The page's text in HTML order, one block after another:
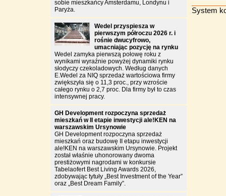
System
sobie mieszkańcy Amsterdamu, Londynu i
Paryża.
Wedel przyspiesza w
pierwszym półroczu 2026 r. i
rośnie dwucyfrowo,
umacniając pozycję na rynku
Wedel zamyka pierwszą połowę roku z
wynikami wyraźnie powyżej dynamiki rynku
słodyczy czekoladowych. Według danych
E.Wedel za NIQ sprzedaż wartościowa firmy
zwiększyła się o 11,3 proc., przy wzroście
całego rynku o 2,7 proc. Dla firmy był to czas
intensywnej pracy.
GH Development rozpoczyna sprzedaż
mieszkań w II etapie inwestycji ale!KEN na
warszawskim Ursynowie
GH Development rozpoczyna sprzedaż
mieszkań oraz budowę II etapu inwestycji
ale!KEN na warszawskim Ursynowie. Projekt
został właśnie uhonorowany dwoma
prestiżowymi nagrodami w konkursie
Tabelaofert Best Living Awards 2026,
zdobywając tytuły „Best Investment of the Year”
oraz „Best Dream Family”.